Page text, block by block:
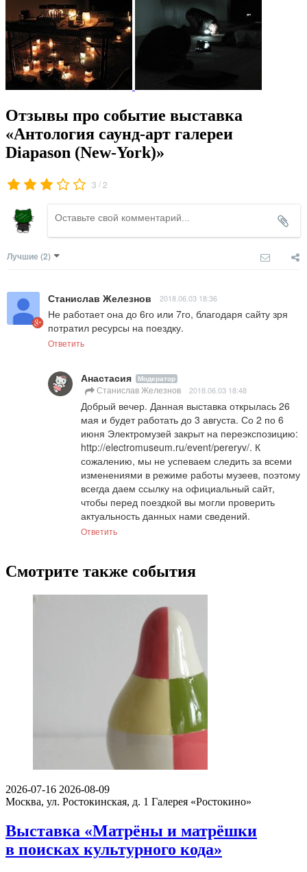
Отзывы про событие выставка
«Антология саунд-арт галереи
Diapason (New-York)»
3 /2
Лучшие (2)
Станислав Железнов 2018.06.03 18:36
Не работает она до 6го или 7го, благодаря сайту зря
потратил ресурсы на поездку.
Ответить
Анастасия Модератор
Станислав Железнов 2018.06.03 18:48
Добрый вечер. Данная выставка открылась 26
мая и будет работать до 3 августа. Со 2 по 6
июня Электромузей закрыт на переэкспозицию:
http://electromuseum.ru/event/pereryv/. К
сожалению, мы не успеваем следить за всеми
изменениями в режиме работы музеев, поэтому
всегда даем ссылку на официальный сайт,
чтобы перед поездкой вы могли проверить
актуальность данных нами сведений.
Ответить
Смотрите также события
2026-07-16 2026-08-09
Москва, ул. Ростокинская, д. 1 Галерея «Ростокино»
Выставка «Матрёны и матрёшки
в поисках культурного кода»